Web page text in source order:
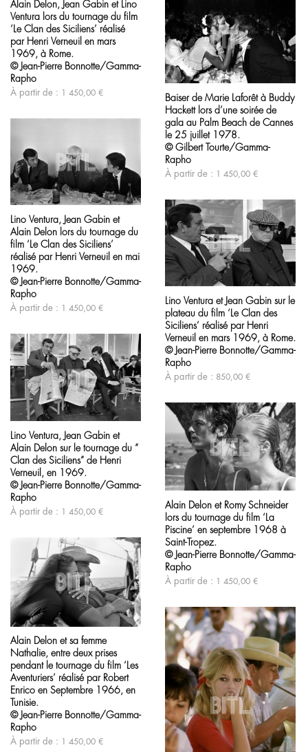
du
produit
a
plusieurs
variations.
Les
options
peuvent
être
choisies
sur
page
Alain Delon, Jean Gabin et Lino
Ventura lors du tournage du film
‘Le Clan des Siciliens’ réalisé
par Henri Verneuil en mars
1969, à Rome.
© Jean-Pierre Bonnotte/Gamma-
Rapho
À partir de : 1 450,00 €
Ce
a
plusieurs
variations.
Les
options
peuvent
être
choisies
la
page
du
produit
Baiser de Marie Laforêt à Buddy
Hackett lors d’une soirée de
gala au Palm Beach de Cannes
le 25 juillet 1978.
© Gilbert Tourte/Gamma-
Rapho
À partir de : 1 450,00 €
Ce
a
plusieurs
variations.
Les
options
peuvent
être
choisies
sur
page
du
produit
Lino Ventura, Jean Gabin et
Alain Delon lors du tournage du
film ‘Le Clan des Siciliens’
réalisé par Henri Verneuil en mai
1969.
© Jean-Pierre Bonnotte/Gamma-
Rapho
À partir de : 1 450,00 €
a
plusieurs
variations.
Les
options
peuvent
être
choisies
la
page
produit
Lino Ventura et Jean Gabin sur le
plateau du film ‘Le Clan des
Siciliens’ réalisé par Henri
Verneuil en mars 1969, à Rome.
© Jean-Pierre Bonnotte/Gamma-
Rapho
À partir de : 850,00 €
Ce
a
plusieurs
variations.
Les
options
peuvent
être
choisies
produit
Lino Ventura, Jean Gabin et
Alain Delon sur le tournage du “
Clan des Siciliens” de Henri
Verneuil, en 1969.
© Jean-Pierre Bonnotte/Gamma-
Rapho
À partir de : 1 450,00 €
Ce
a
plusieurs
variations.
Les
options
peuvent
être
choisies
la
page
du
produit
Alain Delon et Romy Schneider
lors du tournage du film ‘La
Piscine’ en septembre 1968 à
Saint-Tropez.
© Jean-Pierre Bonnotte/Gamma-
Rapho
À partir de : 1 450,00 €
Ce
a
plusieurs
variations.
Les
options
peuvent
être
choisies
sur
la
Alain Delon et sa femme
Nathalie, entre deux prises
pendant le tournage du film ‘Les
Aventuriers’ réalisé par Robert
Enrico en Septembre 1966, en
Tunisie.
© Jean-Pierre Bonnotte/Gamma-
Rapho
À partir de : 1 450,00 €